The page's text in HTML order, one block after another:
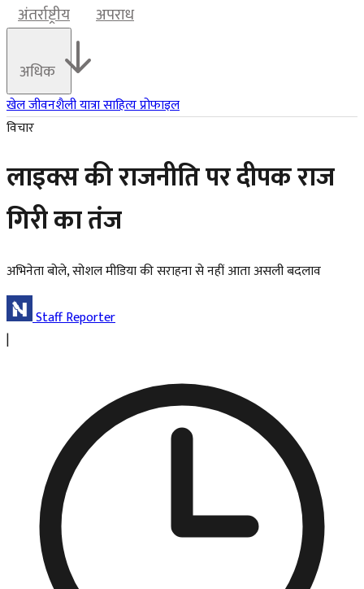
अंतर्राष्ट्रीय
अपराध
अधिक
खेलजीवनशैलीयात्रासाहित्यप्रोफाइल
विचार
लाइक्स की राजनीति पर दीपक राज
गिरी का तंज
अभिनेता बोले, सोशल मीडिया की सराहना से नहीं आता असली बदलाव
Staff Reporter
|